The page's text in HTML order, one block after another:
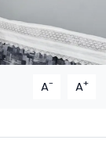
A- A+